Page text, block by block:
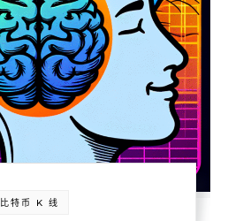
比特币 K 线